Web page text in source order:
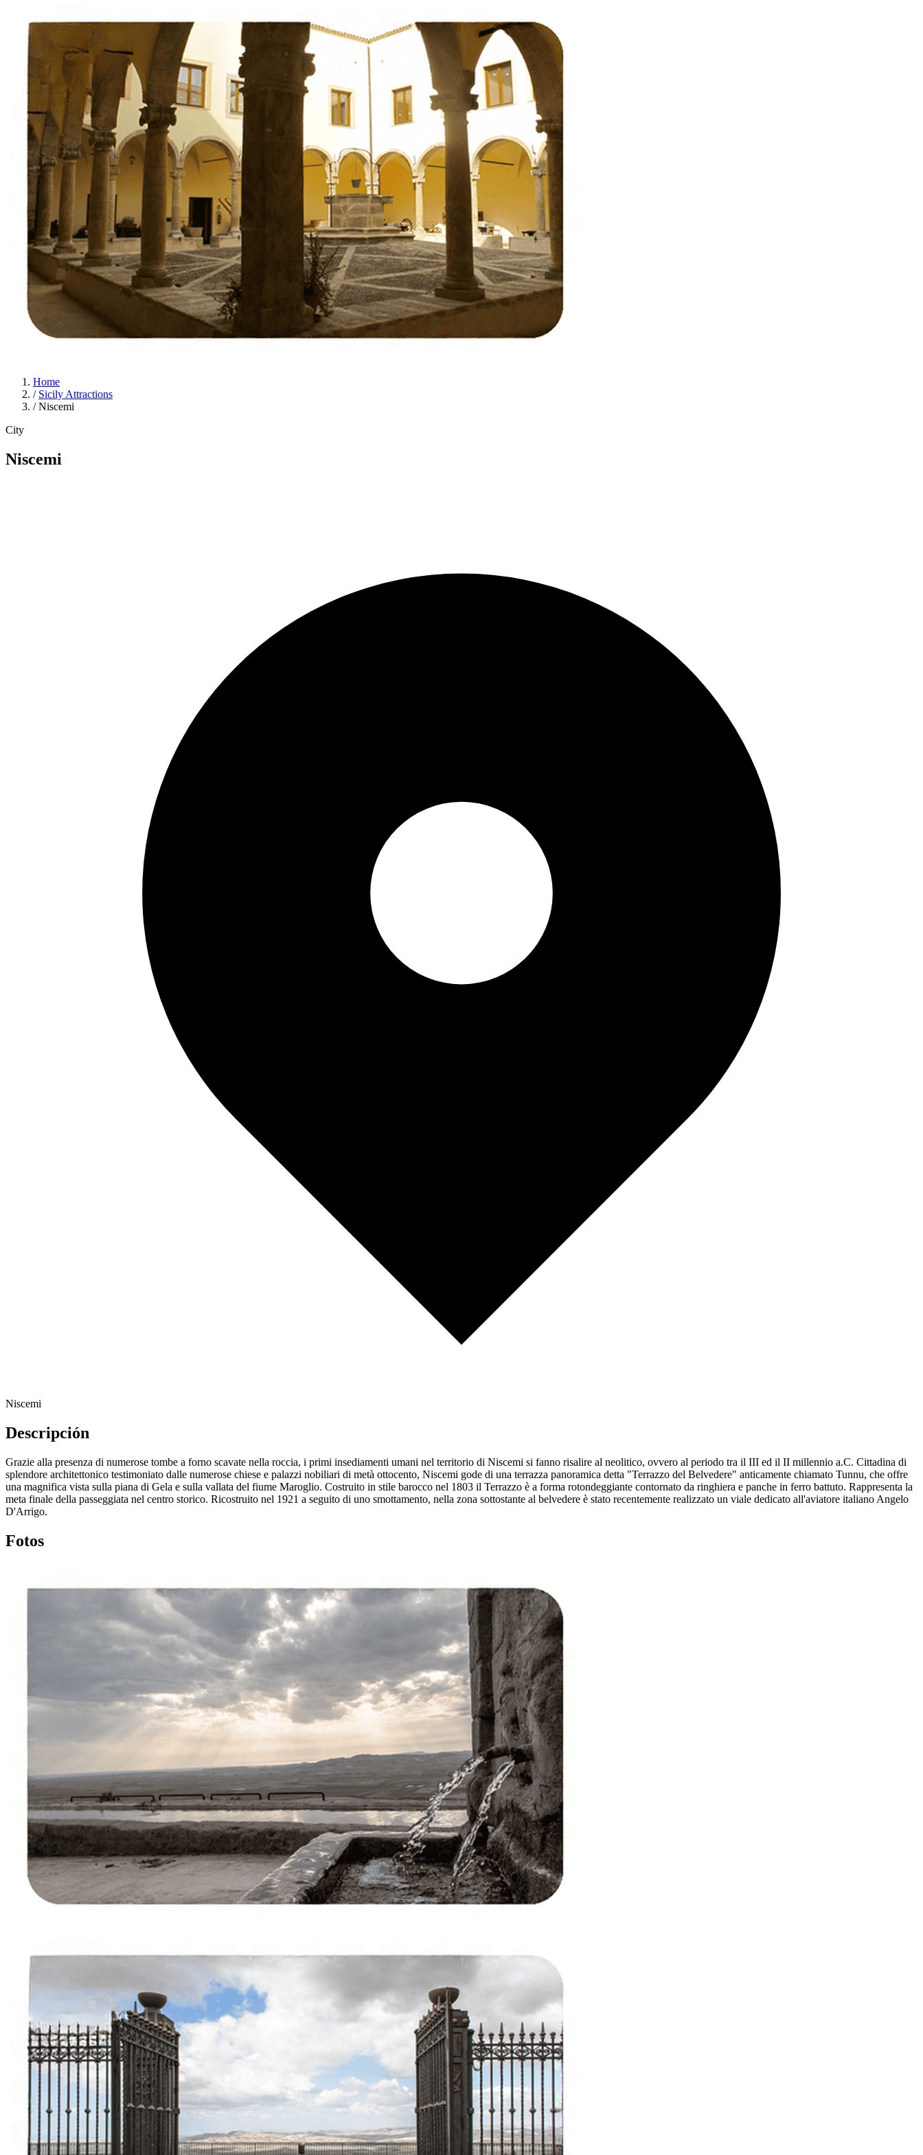
Italiano English Français Deutsch Español
Menu
Home
/ Sicily Attractions
/ Niscemi
City
Niscemi
Niscemi
Descripción
Grazie alla presenza di numerose tombe a forno scavate nella roccia, i primi insediamenti umani nel territorio di Niscemi si fanno risalire al neolitico, ovvero al periodo tra il III ed il II millennio a.C. Cittadina di
splendore architettonico testimoniato dalle numerose chiese e palazzi nobiliari di metà ottocento, Niscemi gode di una terrazza panoramica detta "Terrazzo del Belvedere" anticamente chiamato Tunnu, che offre
una magnifica vista sulla piana di Gela e sulla vallata del fiume Maroglio. Costruito in stile barocco nel 1803 il Terrazzo è a forma rotondeggiante contornato da ringhiera e panche in ferro battuto. Rappresenta la
meta finale della passeggiata nel centro storico. Ricostruito nel 1921 a seguito di uno smottamento, nella zona sottostante al belvedere è stato recentemente realizzato un viale dedicato all'aviatore italiano Angelo
D'Arrigo.
Fotos